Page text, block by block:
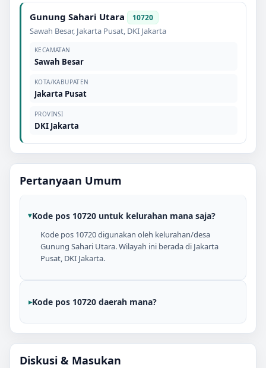
Gunung Sahari Utara 10720
Sawah Besar, Jakarta Pusat, DKI Jakarta
KECAMATAN
Sawah Besar
KOTA/KABUPATEN
Jakarta Pusat
PROVINSI
DKI Jakarta
Pertanyaan Umum
Kode pos 10720 untuk kelurahan mana saja?
Kode pos 10720 digunakan oleh kelurahan/desa
Gunung Sahari Utara. Wilayah ini berada di Jakarta
Pusat, DKI Jakarta.
Kode pos 10720 daerah mana?
Diskusi & Masukan